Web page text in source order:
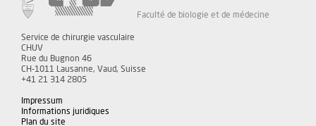
Faculté de biologie et de médecine
Service de chirurgie vasculaire
CHUV
Rue du Bugnon 46
CH-1011 Lausanne, Vaud, Suisse
+41 21 314 2805
Impressum
Informations juridiques
Plan du site